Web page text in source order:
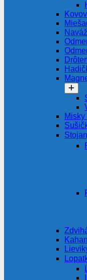
Misky